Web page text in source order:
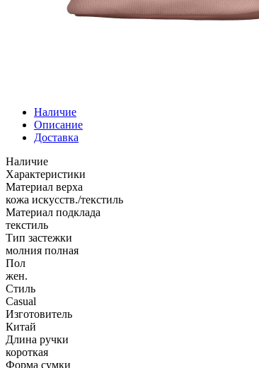
Наличие
Описание
Доставка
Наличие
Характеристики
Материал верха
кожа искусств./текстиль
Материал подклада
текстиль
Тип застежки
молния полная
Пол
жен.
Стиль
Casual
Изготовитель
Китай
Длина ручки
короткая
Форма сумки